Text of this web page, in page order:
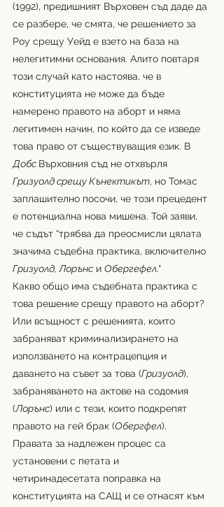
(1992), предишният Върховен съд даде да
се разбере, че смята, че решението за
Роу срещу Уейд е взето на база на
нелегитимни основания. Алито повтаря
този случай като настоява, че в
конституцията не може да бъде
намерено правото на аборт и няма
легитимен начин, по който да се изведе
това право от съществуващия език. В
Добс Върховния съд не отхвърля
Гризуолд срещу Кънектикът, но Томас
заплашително посочи, че този прецедент
е потенциална нова мишена. Той заяви,
че съдът “трябва да преосмисли цялата
значима съдебна практика, включително
Гризуолд, Лорънс и Обергефел.“
Какво общо има съдебната практика с
това решение срещу правото на аборт?
Или всъщност с решенията, които
забраняват криминализирането на
използването на контрацепция и
даването на съвет за това (Гризуолд),
забраняването на актове на содомия
(Лорънс) или с тези, които подкрепят
правото на гей брак (Обергфел).
Правата за надлежен процес са
установени с петата и
четиринадесетата поправка на
конституцията на САЩ и се отнасят към